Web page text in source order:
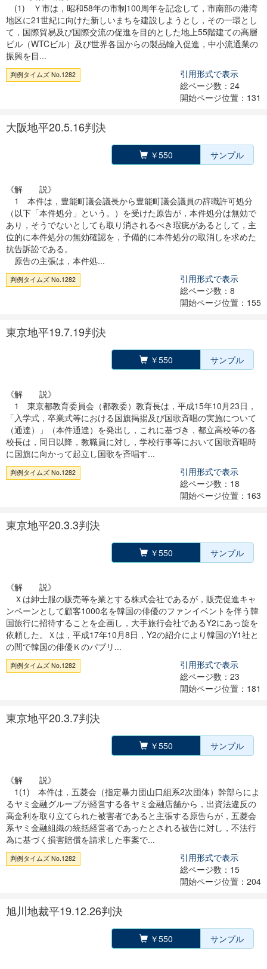
(1) Ｙ市は，昭和58年の市制100周年を記念して，市南部の港湾
地区に21世紀に向けた新しいまちを建設しようとし，その一環とし
て，国際貿易及び国際交流の促進を目的とした地上55階建ての高層
ビル（WTCビル）及び世界各国からの製品輸入促進，中小流通業の
振興を目...
判例タイムズ No.1282
引用形式で表示
総ページ数：24
開始ページ位置：131
大阪地平20.5.16判決
￥550 サンプル
《解 説》
1 本件は，豊能町議会議長から豊能町議会議員の辞職許可処分
（以下「本件処分」という。）を受けた原告が，本件処分は無効で
あり，そうでないとしても取り消されるべき瑕疵があるとして，主
位的に本件処分の無効確認を，予備的に本件処分の取消しを求めた
抗告訴訟である。
原告の主張は，本件処...
判例タイムズ No.1282
引用形式で表示
総ページ数：8
開始ページ位置：155
東京地平19.7.19判決
￥550 サンプル
《解 説》
1 東京都教育委員会（都教委）教育長は，平成15年10月23日，
「入学式，卒業式等における国旗掲揚及び国歌斉唱の実施について
（通達）」（本件通達）を発出し，これに基づき，都立高校等の各
校長は，同日以降，教職員に対し，学校行事等において国歌斉唱時
に国旗に向かって起立し国歌を斉唱す...
判例タイムズ No.1282
引用形式で表示
総ページ数：18
開始ページ位置：163
東京地平20.3.3判決
￥550 サンプル
《解 説》
Ｘは紳士服の販売等を業とする株式会社であるが，販売促進キャ
ンペーンとして顧客1000名を韓国の俳優のファンイベントを伴う韓
国旅行に招待することを企画し，大手旅行会社であるY2にあっ旋を
依頼した。Ｘは，平成17年10月8日，Y2の紹介により韓国のY1社と
の間で韓国の俳優Ｋのパブリ...
判例タイムズ No.1282
引用形式で表示
総ページ数：23
開始ページ位置：181
東京地平20.3.7判決
￥550 サンプル
《解 説》
1(1) 本件は，五菱会（指定暴力団山口組系2次団体）幹部らによ
るヤミ金融グループが経営する各ヤミ金融店舗から，出資法違反の
高金利を取り立てられた被害者であると主張する原告らが，五菱会
系ヤミ金融組織の統括経営者であったとされる被告に対し，不法行
為に基づく損害賠償を請求した事案で...
判例タイムズ No.1282
引用形式で表示
総ページ数：15
開始ページ位置：204
旭川地裁平19.12.26判決
￥550 サンプル